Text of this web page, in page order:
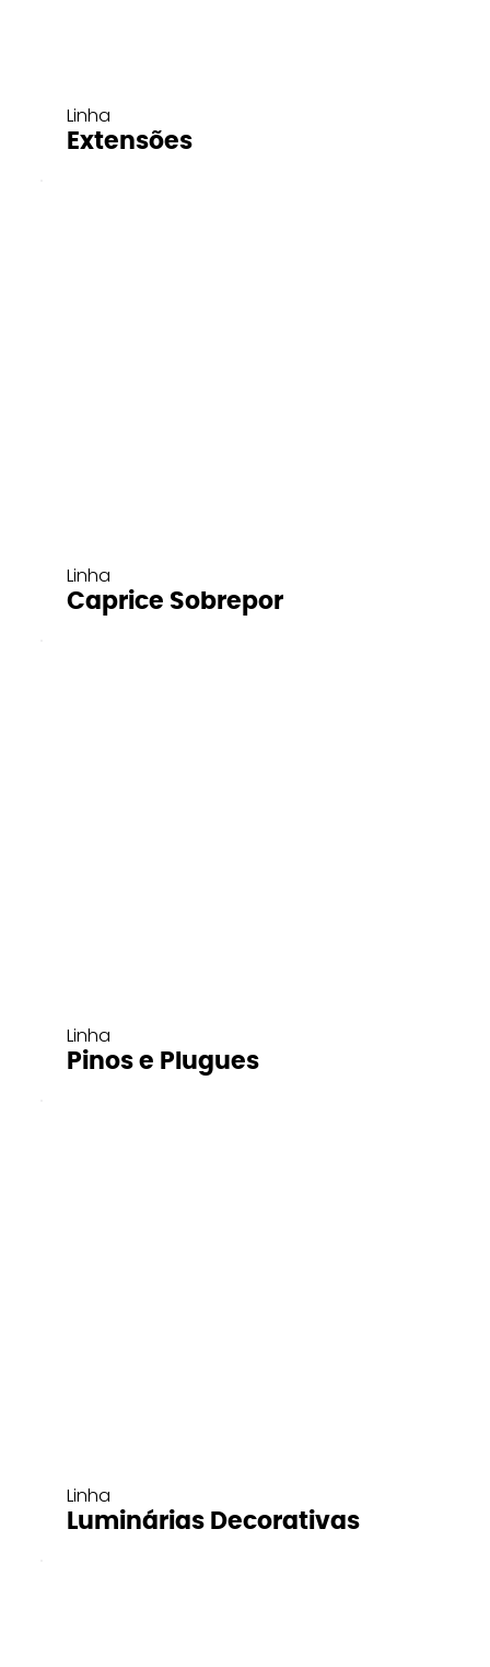
Linha
Extensões
Linha
Caprice Sobrepor
Linha
Pinos e Plugues
Linha
Luminárias Decorativas